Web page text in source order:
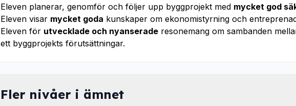
Eleven planerar, genomför och följer upp byggprojekt med mycket god
Eleven visar mycket goda kunskaper om ekonomistyrning och
Eleven för utvecklade och nyanserade resonemang om sambanden
ett byggprojekts förutsättningar.
Fler nivåer i ämnet